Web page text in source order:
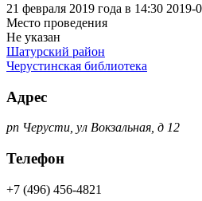
21 февраля 2019 года в 14:30 2019-
Место проведения
Не указан
Шатурский район
Черустинская библиотека
Адрес
рп Черусти, ул Вокзальная, д 12
Телефон
+7 (496) 456-4821